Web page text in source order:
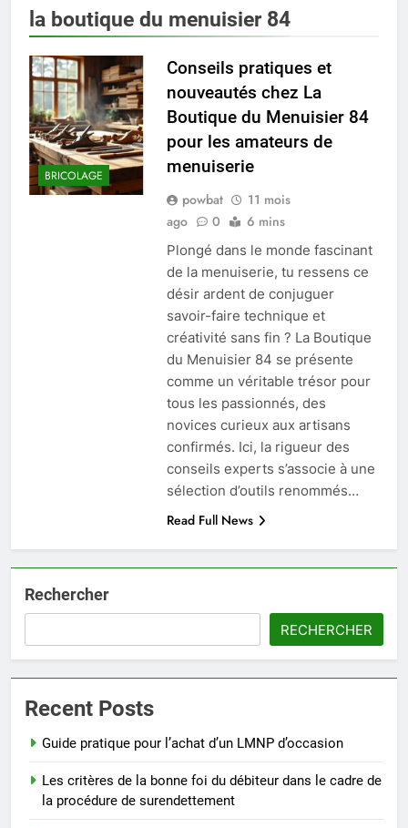
la boutique du menuisier 84
BRICOLAGE
Conseils pratiques et
nouveautés chez La
Boutique du Menuisier 84
pour les amateurs de
menuiserie
powbat
11 mois
ago
0 6 mins
Plongé dans le monde fascinant
de la menuiserie, tu ressens ce
désir ardent de conjuguer
savoir-faire technique et
créativité sans fin ? La Boutique
du Menuisier 84 se présente
comme un véritable trésor pour
tous les passionnés, des
novices curieux aux artisans
confirmés. Ici, la rigueur des
conseils experts s’associe à une
sélection d’outils renommés…
Read Full News
Rechercher
RECHERCHER
Recent Posts
Guide pratique pour l’achat d’un LMNP d’occasion
Les critères de la bonne foi du débiteur dans le cadre de
la procédure de surendettement